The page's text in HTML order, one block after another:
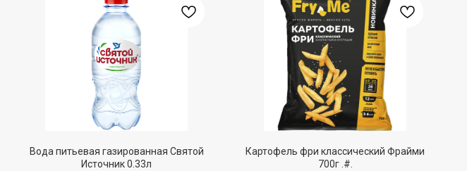
Вода питьевая газированная Святой
Источник 0.33л
Картофель фри классический Фрайми
700г .#.